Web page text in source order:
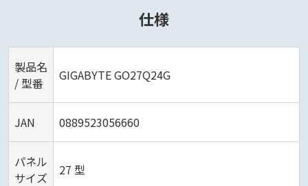
仕様
製品名
/ 型番
GIGABYTE GO27Q24G
JAN 0889523056660
パネル
サイズ
27 型